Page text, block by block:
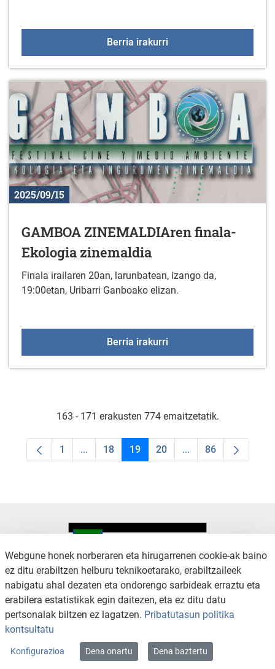
Berria irakurri
2025/09/15
GAMBOA ZINEMALDIAren finala-
Ekologia zinemaldia
Finala irailaren 20an, larunbatean, izango da,
19:00etan, Uribarri Ganboako elizan.
Berria irakurri
163 - 171 erakusten 774 emaitzetatik.
Orrialdea
1 ...Intermediate Pages Use TAB to navigate.
Orrialdea
18 Orrialdea
19 Orrialdea
20 ...Intermediate Pages
Orrialdea
86
KONTAKTUA
LEGE OHARRA
SALAKETA KANALA
PRIBATUTASUN POLITIKA
Copyright © 2026 / Excmo. arratzua | Todos los derechos reservados.
Webgune honek norberaren eta hirugarrenen cookie-ak baino
ez ditu erabiltzen helburu teknikoetarako, erabiltzaileek
nabigatu ahal dezaten eta ondorengo sarbideak erraztu eta
erabilera estatistikak egin daitezen, eta ez ditu datu
pertsonalak biltzen ez lagatzen. Pribatutasun politika
kontsultatu
Konfigurazioa Dena onartu Dena baztertu